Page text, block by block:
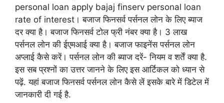
personal loan apply bajaj finserv personal loan
rate of interest। बजाज फिनसर्व पर्सनल लोन के लिए ब्याज
दर क्या है। बजाज फिनसर्व टोल फ्री नंबर क्या है। 3 लाख
पर्सनल लोन की ईएमआई क्या है। बजाज फाइनेंस पर्सनल लोन
अप्लाई कैसे करें। पर्सनल लोन की ब्याज दरें- नियम व शर्तें क्या है.
इस सब प्रश्नों का उत्तर जानने के लिए इस आर्टिकल को ध्यान से
पढ़ें. यहां बजाज फिनसर्व पर्सनल लोन कैसे लें इसके बारे में डिटेल में
जानकारी दी गई है.